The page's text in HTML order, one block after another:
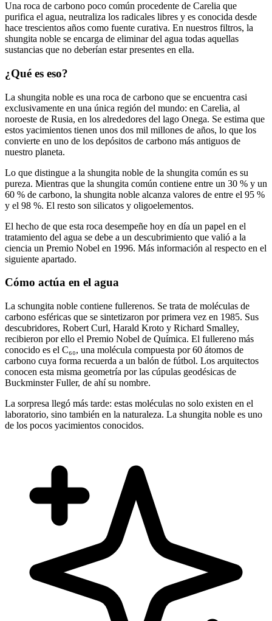
Una roca de carbono poco común procedente de Carelia que
purifica el agua, neutraliza los radicales libres y es conocida desde
hace trescientos años como fuente curativa. En nuestros filtros, la
shungita noble se encarga de eliminar del agua todas aquellas
sustancias que no deberían estar presentes en ella.
¿Qué es eso?
La shungita noble es una roca de carbono que se encuentra casi
exclusivamente en una única región del mundo: en Carelia, al
noroeste de Rusia, en los alrededores del lago Onega. Se estima que
estos yacimientos tienen unos dos mil millones de años, lo que los
convierte en uno de los depósitos de carbono más antiguos de
nuestro planeta.
Lo que distingue a la shungita noble de la shungita común es su
pureza. Mientras que la shungita común contiene entre un 30 % y un
60 % de carbono, la shungita noble alcanza valores de entre el 95 %
y el 98 %. El resto son silicatos y oligoelementos.
El hecho de que esta roca desempeñe hoy en día un papel en el
tratamiento del agua se debe a un descubrimiento que valió a la
ciencia un Premio Nobel en 1996. Más información al respecto en el
siguiente apartado.
Cómo actúa en el agua
La schungita noble contiene fullerenos. Se trata de moléculas de
carbono esféricas que se sintetizaron por primera vez en 1985. Sus
descubridores, Robert Curl, Harald Kroto y Richard Smalley,
recibieron por ello el Premio Nobel de Química. El fullereno más
conocido es el C₆₀, una molécula compuesta por 60 átomos de
carbono cuya forma recuerda a un balón de fútbol. Los arquitectos
conocen esta misma geometría por las cúpulas geodésicas de
Buckminster Fuller, de ahí su nombre.
La sorpresa llegó más tarde: estas moléculas no solo existen en el
laboratorio, sino también en la naturaleza. La shungita noble es uno
de los pocos yacimientos conocidos.